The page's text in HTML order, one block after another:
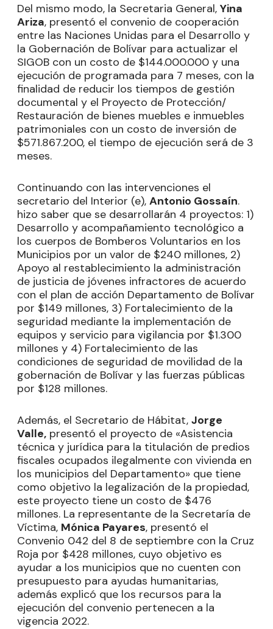
Del mismo modo, la Secretaria General, Yina
Ariza, presentó el convenio de cooperación
entre las Naciones Unidas para el Desarrollo y
la Gobernación de Bolívar para actualizar el
SIGOB con un costo de $144.000.000 y una
ejecución de programada para 7 meses, con la
finalidad de reducir los tiempos de gestión
documental y el Proyecto de Protección/
Restauración de bienes muebles e inmuebles
patrimoniales con un costo de inversión de
$571.867.200, el tiempo de ejecución será de 3
meses.
Continuando con las intervenciones el
secretario del Interior (e), Antonio Gossaín.
hizo saber que se desarrollarán 4 proyectos: 1)
Desarrollo y acompañamiento tecnológico a
los cuerpos de Bomberos Voluntarios en los
Municipios por un valor de $240 millones, 2)
Apoyo al restablecimiento la administración
de justicia de jóvenes infractores de acuerdo
con el plan de acción Departamento de Bolívar
por $149 millones, 3) Fortalecimiento de la
seguridad mediante la implementación de
equipos y servicio para vigilancia por $1.300
millones y 4) Fortalecimiento de las
condiciones de seguridad de movilidad de la
gobernación de Bolívar y las fuerzas públicas
por $128 millones.
Además, el Secretario de Hábitat, Jorge
Valle, presentó el proyecto de «Asistencia
técnica y jurídica para la titulación de predios
fiscales ocupados ilegalmente con vivienda en
los municipios del Departamento» que tiene
como objetivo la legalización de la propiedad,
este proyecto tiene un costo de $476
millones. La representante de la Secretaría de
Víctima, Mónica Payares, presentó el
Convenio 042 del 8 de septiembre con la Cruz
Roja por $428 millones, cuyo objetivo es
ayudar a los municipios que no cuenten con
presupuesto para ayudas humanitarias,
además explicó que los recursos para la
ejecución del convenio pertenecen a la
vigencia 2022.